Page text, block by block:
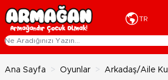
İçeriğe geç
TR
Ana Sayfa > Oyunlar > Arkadaş/Aile